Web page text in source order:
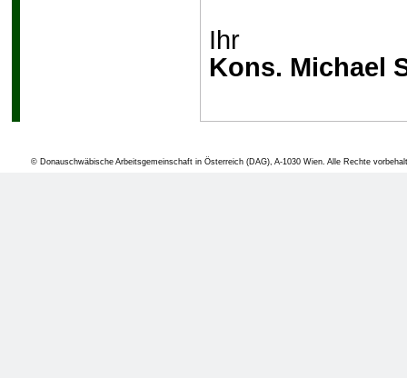
© Donauschwäbische Arbeitsgemeinschaft in Österreich (DAG), A-1030 Wien. Alle Rechte
Ihr
Kons. Michael